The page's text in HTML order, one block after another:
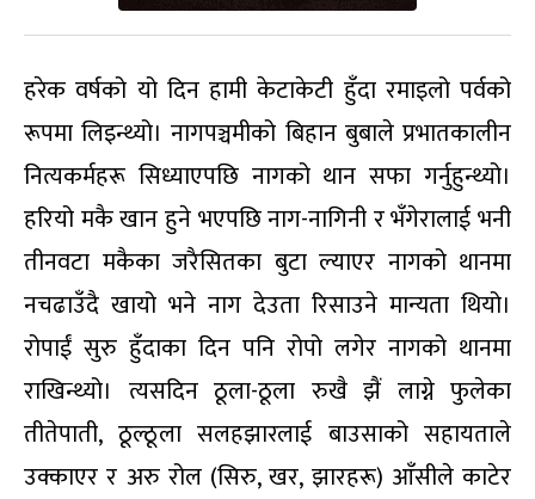
हरेक वर्षको यो दिन हामी केटाकेटी हुँदा रमाइलो पर्वको
रूपमा लिइन्थ्यो। नागपञ्चमीको बिहान बुबाले प्रभातकालीन
नित्यकर्महरू सिध्याएपछि नागको थान सफा गर्नुहुन्थ्यो।
हरियो मकै खान हुने भएपछि नाग-नागिनी र भँगेरालाई भनी
तीनवटा मकैका जरैसितका बुटा ल्याएर नागको थानमा
नचढाउँदै खायो भने नाग देउता रिसाउने मान्यता थियो।
रोपाईं सुरु हुँदाका दिन पनि रोपो लगेर नागको थानमा
राखिन्थ्यो। त्यसदिन ठूला-ठूला रुखै झैं लाग्ने फुलेका
तीतेपाती, ठूल्ठूला सलहझारलाई बाउसाको सहायताले
उक्काएर र अरु रोल (सिरु, खर, झारहरू) आँसीले काटेर